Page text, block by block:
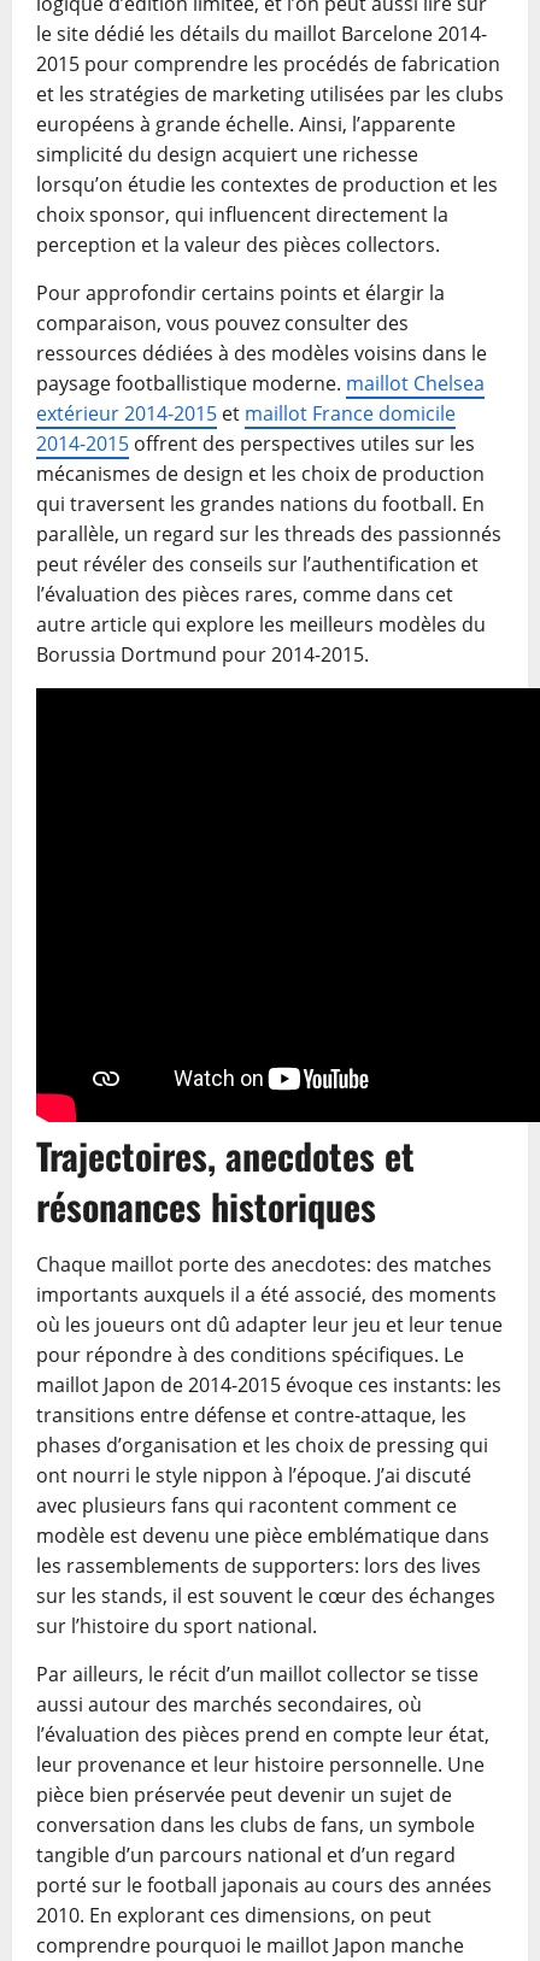
le site dédié les détails du maillot Barcelone 2014-
2015 pour comprendre les procédés de fabrication
et les stratégies de marketing utilisées par les clubs
européens à grande échelle. Ainsi, l’apparente
simplicité du design acquiert une richesse
lorsqu’on étudie les contextes de production et les
choix sponsor, qui influencent directement la
perception et la valeur des pièces collectors.
Pour approfondir certains points et élargir la
comparaison, vous pouvez consulter des
ressources dédiées à des modèles voisins dans le
paysage footballistique moderne. maillot Chelsea
extérieur 2014-2015 et maillot France domicile
2014-2015 offrent des perspectives utiles sur les
mécanismes de design et les choix de production
qui traversent les grandes nations du football. En
parallèle, un regard sur les threads des passionnés
peut révéler des conseils sur l’authentification et
l’évaluation des pièces rares, comme dans cet
autre article qui explore les meilleurs modèles du
Borussia Dortmund pour 2014-2015.
Trajectoires, anecdotes et
résonances historiques
Chaque maillot porte des anecdotes: des matches
importants auxquels il a été associé, des moments
où les joueurs ont dû adapter leur jeu et leur tenue
pour répondre à des conditions spécifiques. Le
maillot Japon de 2014-2015 évoque ces instants: les
transitions entre défense et contre-attaque, les
phases d’organisation et les choix de pressing qui
ont nourri le style nippon à l’époque. J’ai discuté
avec plusieurs fans qui racontent comment ce
modèle est devenu une pièce emblématique dans
les rassemblements de supporters: lors des lives
sur les stands, il est souvent le cœur des échanges
sur l’histoire du sport national.
Par ailleurs, le récit d’un maillot collector se tisse
aussi autour des marchés secondaires, où
l’évaluation des pièces prend en compte leur état,
leur provenance et leur histoire personnelle. Une
pièce bien préservée peut devenir un sujet de
conversation dans les clubs de fans, un symbole
tangible d’un parcours national et d’un regard
porté sur le football japonais au cours des années
2010. En explorant ces dimensions, on peut
comprendre pourquoi le maillot Japon manche